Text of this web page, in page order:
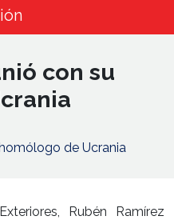
con su
de Ucrania
Rubén Ramírez